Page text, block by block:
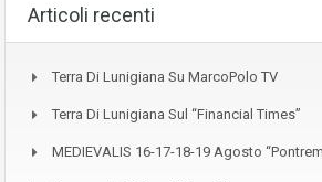
Articoli recenti
Terra Di Lunigiana Su MarcoPolo TV
Terra Di Lunigiana Sul “Financial Times”
MEDIEVALIS 16-17-18-19 Agosto